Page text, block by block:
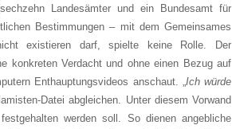
Landesämter und ein Bundesamt für
Bestimmungen – mit dem Gemeinsames
existieren darf, spielte keine Rolle. Der
konkreten Verdacht und ohne einen Bezug auf
Enthauptungsvideos anschaut. „ Ich würde
Datei abgleichen. Unter diesem Vorwand
werden soll. So dienen angebliche